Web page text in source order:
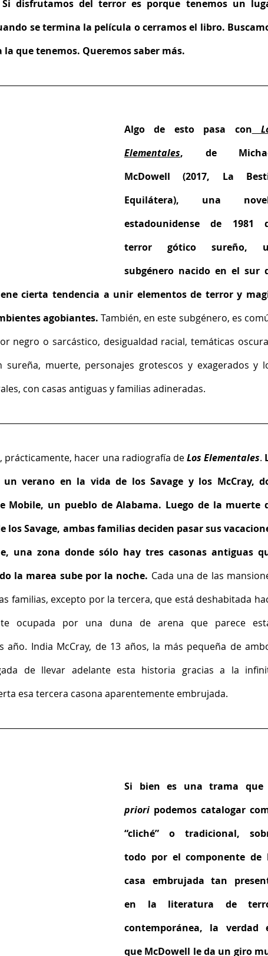
Si disfrutamos del terror es porque tenemos un
se termina la película o cerramos el libro.
que tenemos. Queremos saber más.
Algo de esto pasa con
Elementales, de
McDowell (2017, La
Equilátera), una
estadounidense de 1981
terror gótico sureño,
subgénero nacido en el sur
cierta tendencia a unir elementos de terror y
agobiantes. También, en este subgénero, es
negro o sarcástico, desigualdad racial, temáticas
muerte, personajes grotescos y exagerados y
con casas antiguas y familias adineradas.
prácticamente, hacer una radiografía de Los Elementales.
verano en la vida de los Savage y los McCray,
Mobile, un pueblo de Alabama. Luego de la muerte
los Savage, ambas familias deciden pasar sus
una zona donde sólo hay tres casonas antiguas
la marea sube por la noche. Cada una de las
familias, excepto por la tercera, que está deshabitada
ocupada por una duna de arena que parece
año. India McCray, de 13 años, la más pequeña de
de llevar adelante esta historia gracias a la
esa tercera casona aparentemente embrujada.
Si bien es una trama
priori podemos catalogar
“cliché” o tradicional,
todo por el componente de
casa embrujada tan
en la literatura de
contemporánea, la verdad
que McDowell le da un giro